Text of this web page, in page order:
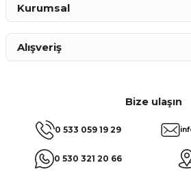
Bize ulaşın
0 533 059 19 29
0 530 321 20 66
Kurumsal
Alışveriş